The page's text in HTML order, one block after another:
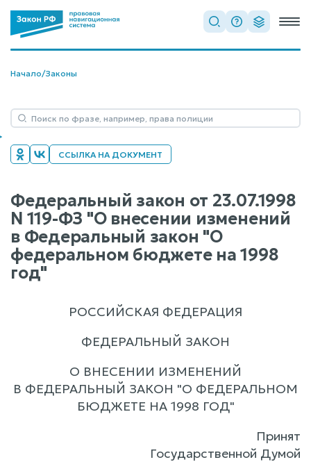
Начало/Законы
ССЫЛКА НА ДОКУМЕНТ
Федеральный закон от 23.07.1998
N 119-ФЗ "О внесении изменений
в Федеральный закон "О
федеральном бюджете на 1998
год"
РОССИЙСКАЯ ФЕДЕРАЦИЯ
ФЕДЕРАЛЬНЫЙ ЗАКОН
О ВНЕСЕНИИ ИЗМЕНЕНИЙ
В ФЕДЕРАЛЬНЫЙ ЗАКОН "О ФЕДЕРАЛЬНОМ
БЮДЖЕТЕ НА 1998 ГОД"
Принят
Государственной Думой